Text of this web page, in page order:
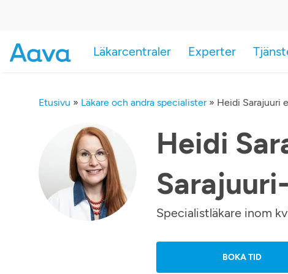
Läkarcentraler Experter
Etusivu » Läkare och andra specialister» Heidi Sarajuuri
Heidi
Specialistläkare inom
BOKA TID